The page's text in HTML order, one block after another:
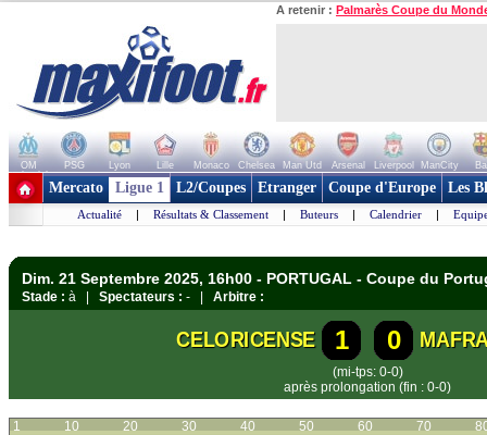
A retenir : Palmarès Coupe du
OM PSG Lyon Lille Monaco Chelsea Man Utd Arsenal Liverpool ManCity
+ de clubs
Mercato Ligue 1 L2/Coupes Etranger Coupe d'Europe Les
Actualité | Résultats & Classement | Buteurs | Calendrier |
Dim. 21 Septembre 2025, 16h00 - PORTUGAL - Coupe du
Stade : à | Spectateurs : - | Arbitre :
CELORICENSE 1 0
(mi-tps: 0-0)
après prolongation (fin : 0-0)
1 10 20 30 40 50 60 70